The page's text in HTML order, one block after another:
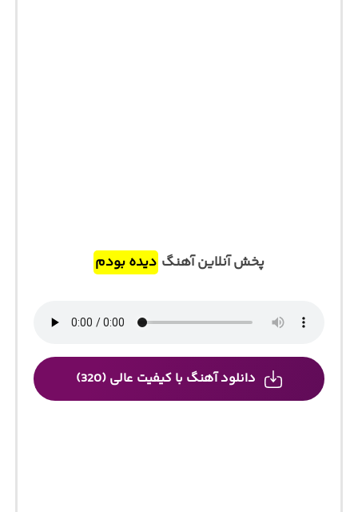
پخش آنلاین آهنگ دیده بودم
دانلود آهنگ با کیفیت عالی (320)